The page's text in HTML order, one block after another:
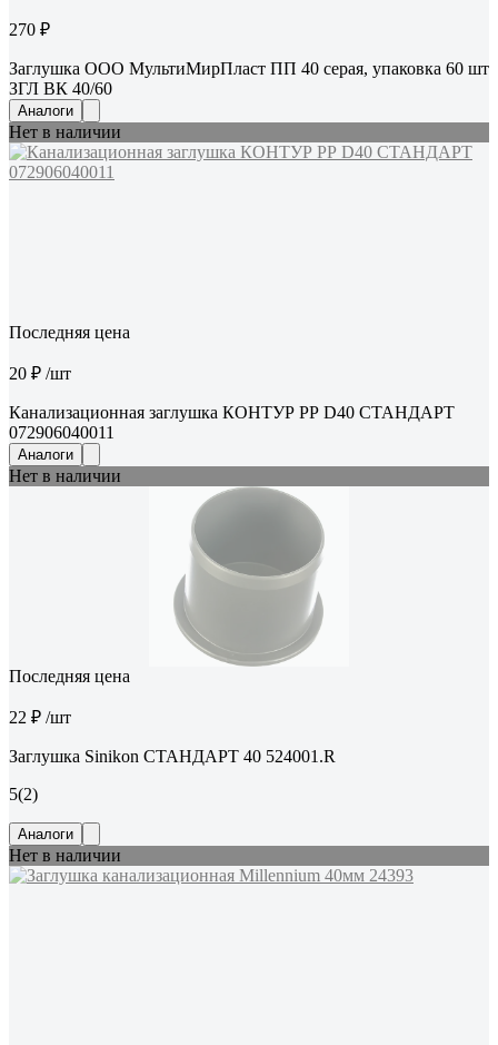
270 ₽
Заглушка ООО МультиМирПласт ПП 40 серая, упаковка 60 шт
ЗГЛ ВК 40/60
Аналоги
Нет в наличии
Последняя цена
20 ₽ /шт
Канализационная заглушка КОНТУР РР D40 СТАНДАРТ
072906040011
Аналоги
Нет в наличии
Последняя цена
22 ₽ /шт
Заглушка Sinikon СТАНДАРТ 40 524001.R
5(2)
Аналоги
Нет в наличии